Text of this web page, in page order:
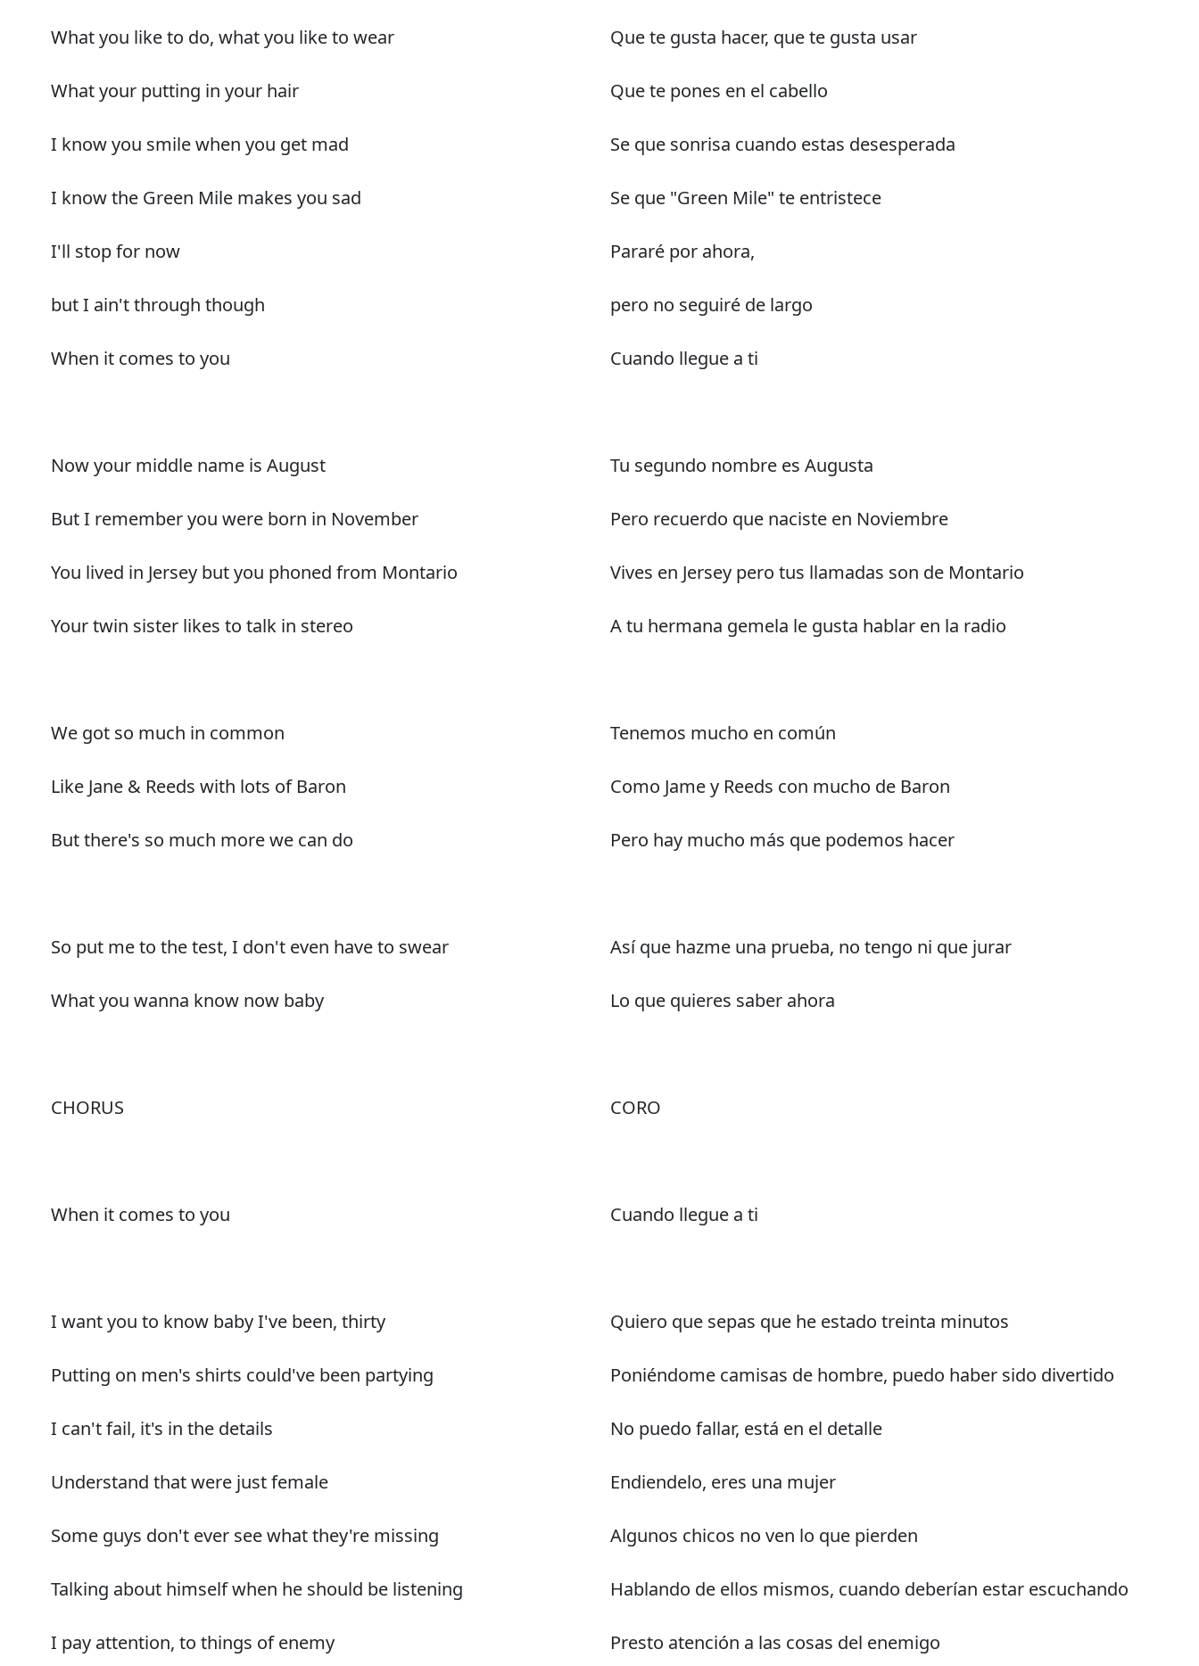
What you like to do, what you like to wear
What your putting in your hair
I know you smile when you get mad
I know the Green Mile makes you sad
I'll stop for now
but I ain't through though
When it comes to you
Now your middle name is August
But I remember you were born in November
You lived in Jersey but you phoned from Montario
Your twin sister likes to talk in stereo
We got so much in common
Like Jane & Reeds with lots of Baron
But there's so much more we can do
So put me to the test, I don't even have to swear
What you wanna know now baby
CHORUS
When it comes to you
I want you to know baby I've been, thirty
Putting on men's shirts could've been partying
I can't fail, it's in the details
Understand that were just female
Some guys don't ever see what they're missing
Talking about himself when he should be listening
I pay attention, to things of enemy
Que te gusta hacer, que te gusta usar
Que te pones en el cabello
Se que sonrisa cuando estas desesperada
Se que "Green Mile" te entristece
Pararé por ahora,
pero no seguiré de largo
Cuando llegue a ti
Tu segundo nombre es Augusta
Pero recuerdo que naciste en Noviembre
Vives en Jersey pero tus llamadas son de Montario
A tu hermana gemela le gusta hablar en la radio
Tenemos mucho en común
Como Jame y Reeds con mucho de Baron
Pero hay mucho más que podemos hacer
Así que hazme una prueba, no tengo ni que jurar
Lo que quieres saber ahora
CORO
Cuando llegue a ti
Quiero que sepas que he estado treinta minutos
Poniéndome camisas de hombre, puedo haber sido divertido
No puedo fallar, está en el detalle
Endiendelo, eres una mujer
Algunos chicos no ven lo que pierden
Hablando de ellos mismos, cuando deberían estar escuchando
Presto atención a las cosas del enemigo